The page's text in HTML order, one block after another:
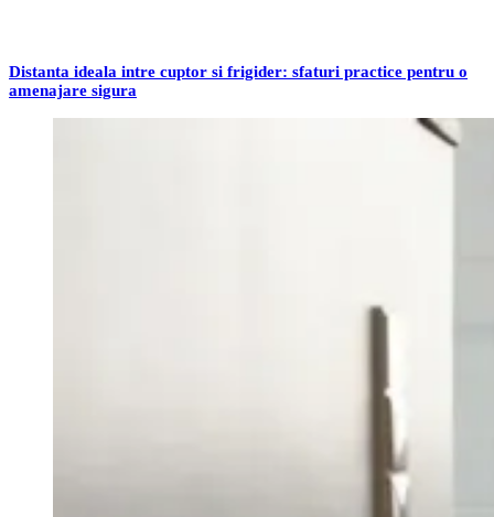
Distanta ideala intre cuptor si frigider: sfaturi practice pentru o
amenajare sigura